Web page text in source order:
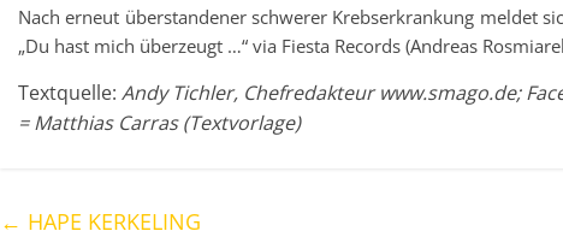
Nach erneut überstandener schwerer Krebserkrankung meldet
„Du hast mich überzeugt …“ via Fiesta Records (Andreas
Textquelle: Andy Tichler, Chefredakteur www.smago.de;
= Matthias Carras (Textvorlage)
← HAPE KERKELING